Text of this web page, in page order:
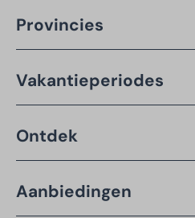
Provincies
Vakantieperiodes
Ontdek
Aanbiedingen